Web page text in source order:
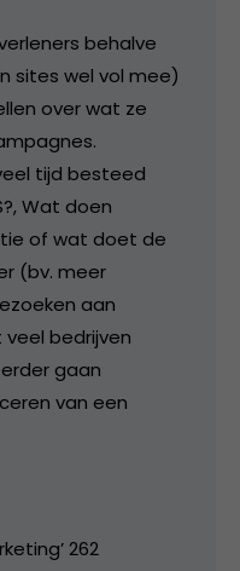
behalve
sites wel vol mee)
over wat ze
tijd besteed
Wat doen
of wat doet de
(bv. meer
aan
bedrijven
gaan
van een
262